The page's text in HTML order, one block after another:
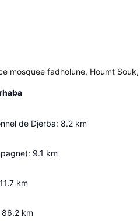
mosquee fadholune, Houmt Souk,
de Djerba: 8.2 km
: 9.1 km
11.7 km
86.2 km